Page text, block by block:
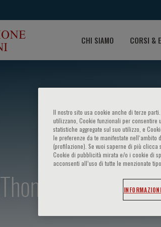
CHI SIAMO CORSI &
Thomas M. Suter
Il nostro sito usa cookie anche di terze
utilizzano, Cookie funzionali per consentire
statistiche aggregate sul suo utilizzo, e
le preferenze da te manifestate
(profilazione). Se vuoi saperne di più
Cookie di pubblicità mirata e/o i cookie di
acconsenti all’uso di tutte le menzionate